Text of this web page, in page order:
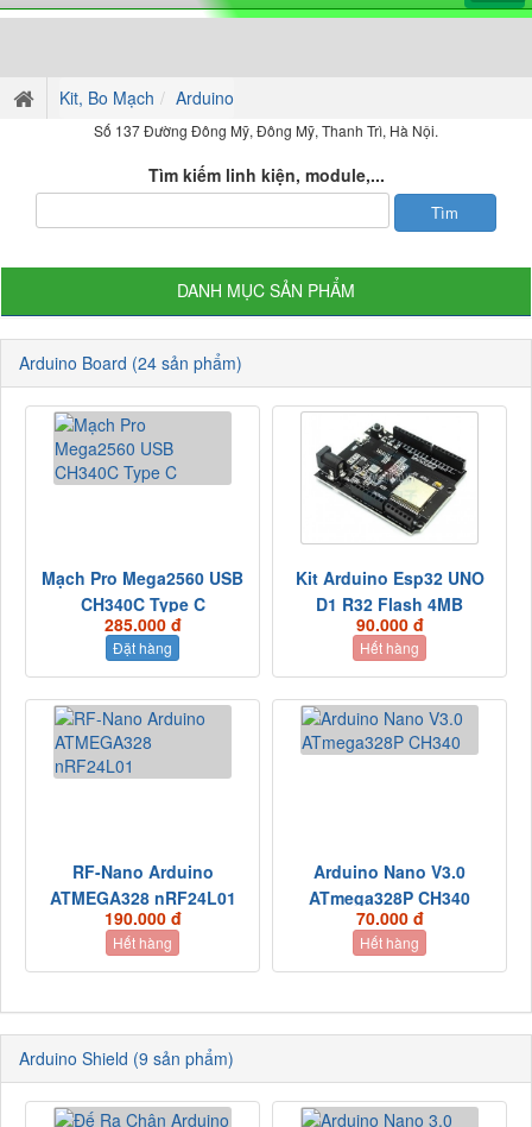
Kit, Bo Mạch Arduino
Số 137 Đường Đông Mỹ, Đông Mỹ, Thanh Trì, Hà Nội.
Tìm kiếm linh kiện, module,...
DANH MỤC SẢN PHẨM
Arduino Board (24 sản phẩm)
Mạch Pro Mega2560 USB
CH340C Type C
285.000 đ
Đặt hàng
Kit Arduino Esp32 UNO
D1 R32 Flash 4MB
90.000 đ
Hết hàng
RF-Nano Arduino
ATMEGA328 nRF24L01
190.000 đ
Hết hàng
Arduino Nano V3.0
ATmega328P CH340
70.000 đ
Hết hàng
Arduino Shield (9 sản phẩm)